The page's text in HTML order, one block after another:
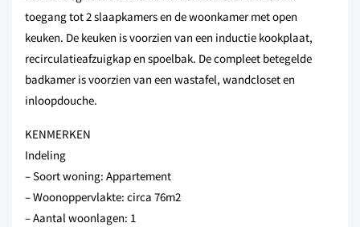
toegang tot 2 slaapkamers en de woonkamer met open
keuken. De keuken is voorzien van een inductie kookplaat,
recirculatieafzuigkap en spoelbak. De compleet betegelde
badkamer is voorzien van een wastafel, wandcloset en
inloopdouche.
KENMERKEN
Indeling
– Soort woning: Appartement
– Woonoppervlakte: circa 76m2
– Aantal woonlagen: 1